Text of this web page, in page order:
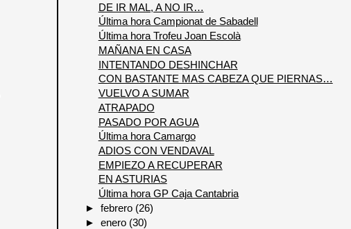
DE IR MAL, A NO IR…
Última hora Campionat de Sabadell
Última hora Trofeu Joan Escolà
MAÑANA EN CASA
INTENTANDO DESHINCHAR
CON BASTANTE MAS CABEZA QUE PIERNAS…
VUELVO A SUMAR
ATRAPADO
PASADO POR AGUA
Última hora Camargo
ADIOS CON VENDAVAL
EMPIEZO A RECUPERAR
EN ASTURIAS
Última hora GP Caja Cantabria
►febrero (26)
►enero (30)